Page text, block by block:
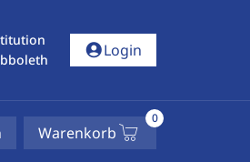
account_circleLogin
Warenkorb
0